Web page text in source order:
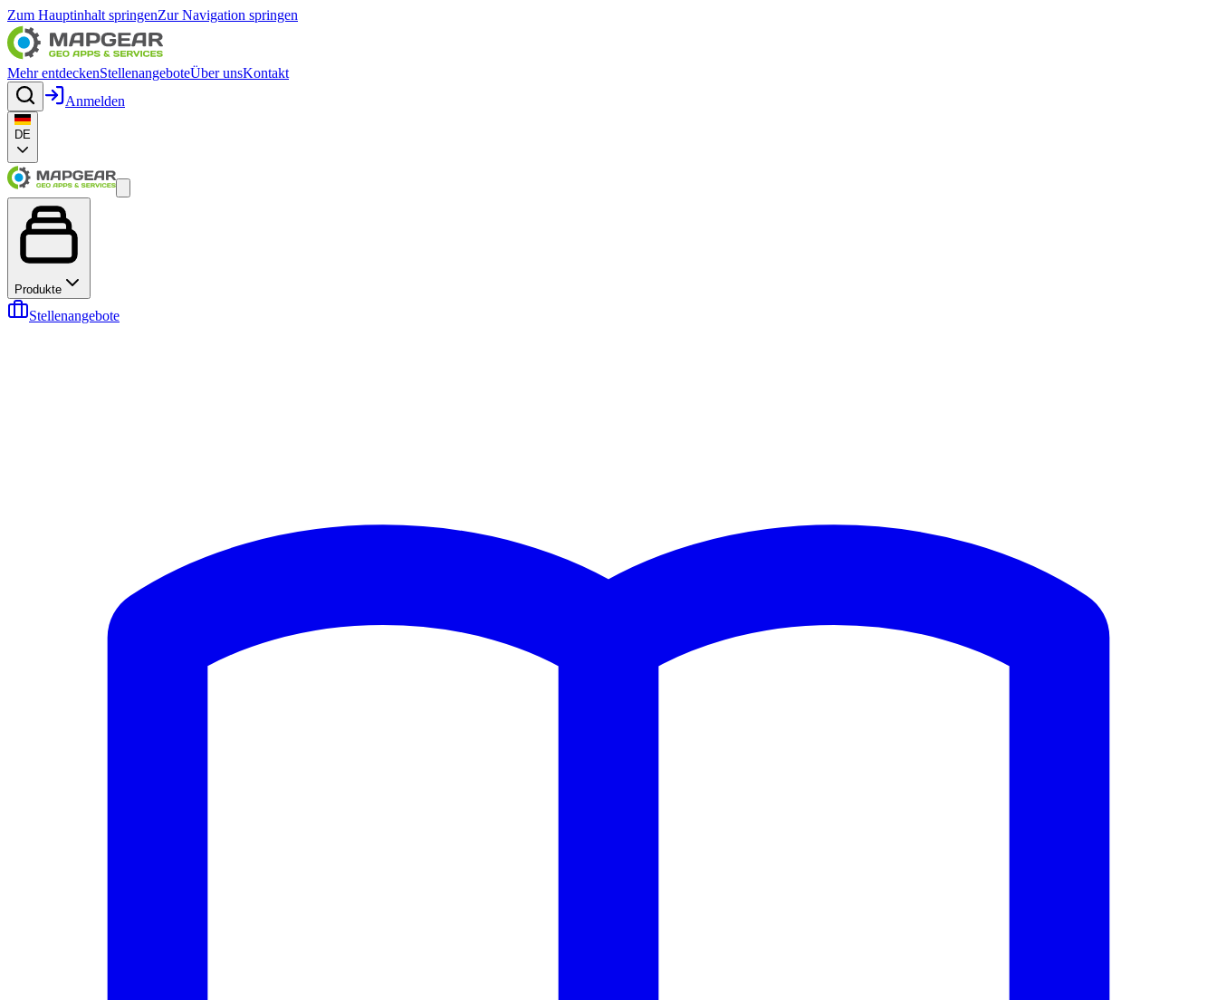
Zum Hauptinhalt springenZur Navigation springen
Mehr entdeckenStellenangeboteÜber unsKontakt
Anmelden
DE
Produkte
Stellenangebote